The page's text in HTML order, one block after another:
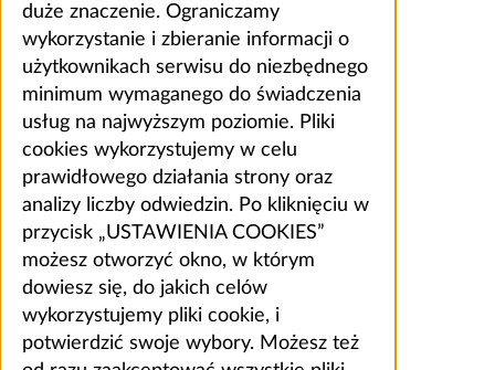
duże znaczenie. Ograniczamy
wykorzystanie i zbieranie informacji o
użytkownikach serwisu do niezbędnego
minimum wymaganego do świadczenia
usług na najwyższym poziomie. Pliki
cookies wykorzystujemy w celu
prawidłowego działania strony oraz
analizy liczby odwiedzin. Po kliknięciu w
przycisk „USTAWIENIA COOKIES”
możesz otworzyć okno, w którym
dowiesz się, do jakich celów
wykorzystujemy pliki cookie, i
potwierdzić swoje wybory. Możesz też